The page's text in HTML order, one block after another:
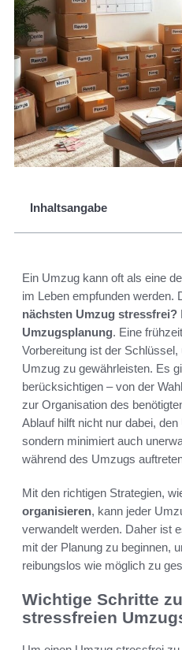
Inhaltsangabe
Ein Umzug kann oft als eine
im Leben empfunden werden.
nächsten Umzug stressfrei?
Umzugsplanung. Eine
Vorbereitung ist der
Umzug zu gewährleisten. Es
berücksichtigen – von der
zur Organisation des
Ablauf hilft nicht nur dabei,
sondern minimiert auch
während des Umzugs
Mit den richtigen Strategien,
organisieren, kann jeder
verwandelt werden. Daher ist
mit der Planung zu beginnen,
reibungslos wie möglich zu
Wichtige Schritte
stressfreien